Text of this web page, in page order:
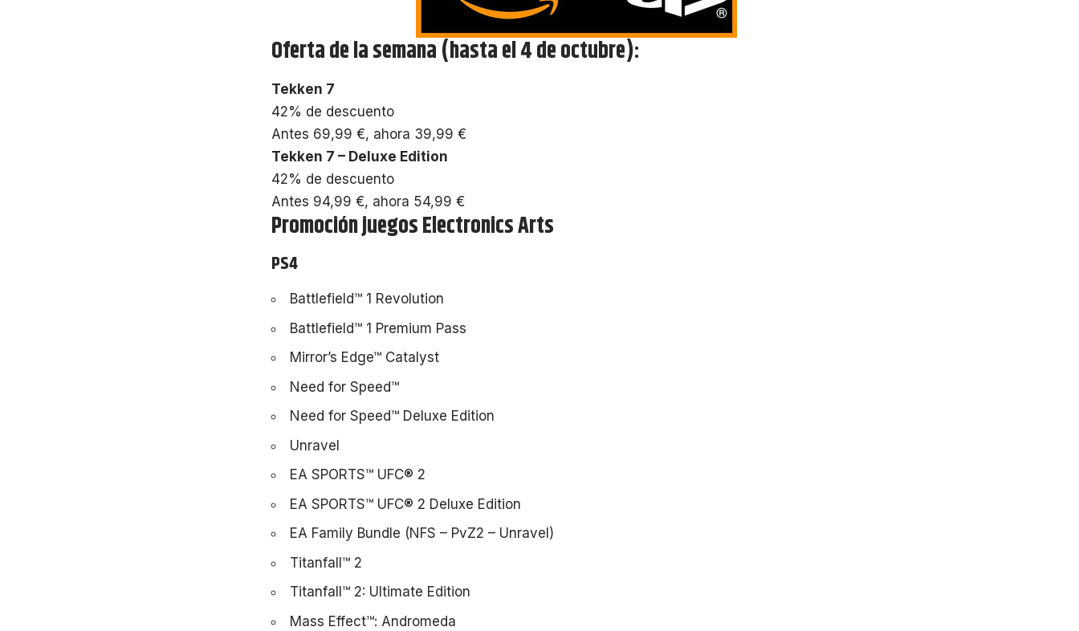
Oferta de la semana (hasta el 4 de octubre):
Tekken 7
42% de descuento
Antes 69,99 €, ahora 39,99 €
Tekken 7 – Deluxe Edition
42% de descuento
Antes 94,99 €, ahora 54,99 €
Promoción juegos Electronics Arts
PS4
Battlefield™ 1 Revolution
Battlefield™ 1 Premium Pass
Mirror’s Edge™ Catalyst
Need for Speed™
Need for Speed™ Deluxe Edition
Unravel
EA SPORTS™ UFC® 2
EA SPORTS™ UFC® 2 Deluxe Edition
EA Family Bundle (NFS – PvZ2 – Unravel)
Titanfall™ 2
Titanfall™ 2: Ultimate Edition
Mass Effect™: Andromeda